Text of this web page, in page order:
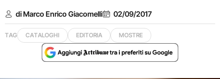
di Marco Enrico Giacomelli 02/09/2017
TAG CATALOGHI EDITORIA MOSTRE